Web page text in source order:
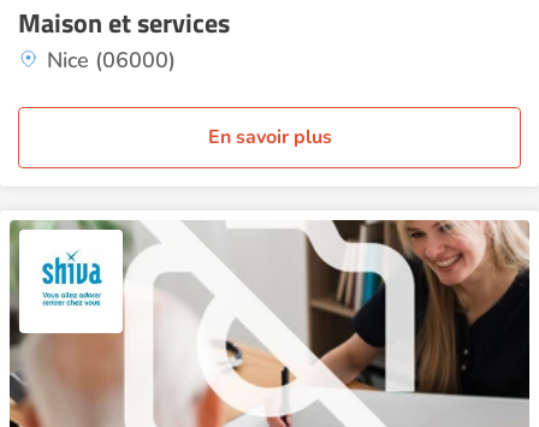
Maison et services
Nice (06000)
En savoir plus